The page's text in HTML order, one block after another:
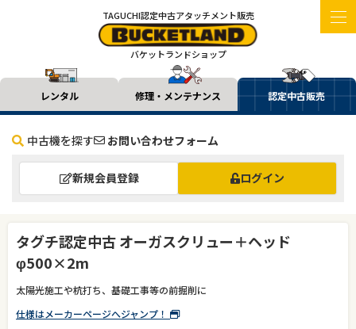
TAGUCHI認定中古アタッチメント販売
バケットランドショップ
レンタル 修理・メンテナンス 認定中古販売
中古機を探す お問い合わせフォーム
新規会員登録 ログイン
タグチ認定中古 オーガスクリュー＋ヘッド
φ500×2m
太陽光施工や杭打ち、基礎工事等の前掘削に
仕様はメーカーページへジャンプ！